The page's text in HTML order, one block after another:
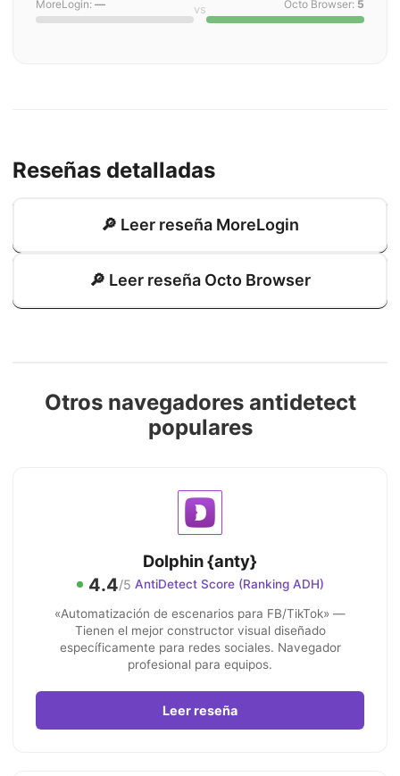
MoreLogin: — vs Octo Browser: 5
Reseñas detalladas
🔎 Leer reseña MoreLogin
🔎 Leer reseña Octo Browser
Otros navegadores antidetect
populares
Dolphin {anty}
4.4/5 AntiDetect Score (Ranking ADH)
«Automatización de escenarios para FB/TikTok» —
Tienen el mejor constructor visual diseñado
específicamente para redes sociales. Navegador
profesional para equipos.
Leer reseña